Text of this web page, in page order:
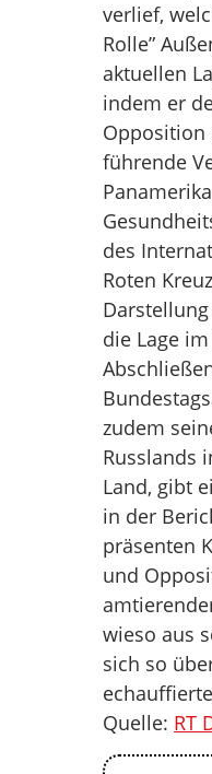
verlief,
Rolle”
aktuellen
indem er
Opposition
führende
des
Roten
die Lage
zudem
Russlands
Land, gibt
in der
präsenten
und
wieso aus
sich so
Quelle: RT